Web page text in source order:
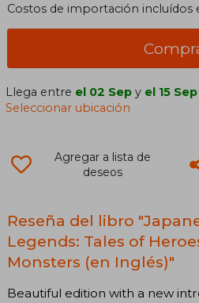
Costos de importación incluídos
Llega entre el 02 Sep y el 15 Sep
Seleccionar ubicación
Agregar a lista de
deseos
Reseña del libro
Legends: Tales of
Monsters (en Inglés)"
Beautiful edition with a new